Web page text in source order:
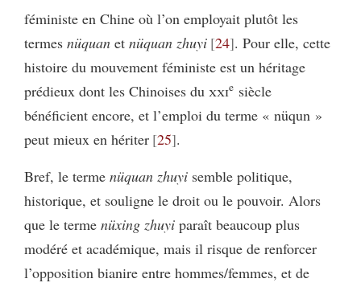
féministe en Chine où l’on employait plutôt les
termes nüquan et nüquan zhuyi 24 . Pour elle, cette
histoire du mouvement féministe est un héritage
prédieux dont les Chinoises du xxie siècle
bénéficient encore, et l’emploi du terme « nüqun »
peut mieux en hériter 25 .
Bref, le terme nüquan zhuyi semble politique,
historique, et souligne le droit ou le pouvoir. Alors
que le terme nüxing zhuyi paraît beaucoup plus
modéré et académique, mais il risque de renforcer
l’opposition bianire entre hommes/femmes, et de